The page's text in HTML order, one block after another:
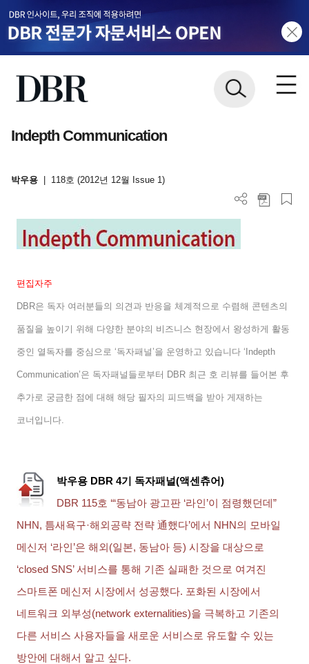
Indepth Communication
박우용 118호 (2012년 12월 Issue 1)
편집자주
DBR은 독자 여러분들의 의견과 반응을 체계적으로 수렴해 콘텐츠의
품질을 높이기 위해 다양한 분야의 비즈니스 현장에서 왕성하게 활동
중인 열독자를 중심으로 ‘독자패널 ’을 운영하고 있습니다 ‘Indepth
Communication’은 독자패널들로부터 DBR 최근 호 리뷰를 들어본 후
추가로 궁금한 점에 대해 해당 필자의 피드백을 받아 게재하는
코너입니다
박우용 DBR 4기 독자패널(액센츄어)
DBR 115호 ‘“동남아 광고판 ‘라인 ’이 점령했던데”
NHN, 틈새욕구·해외공략 전략通했다’에서 NHN의 모바일
메신저 ‘라인 ’은 해외 (일본, 동남아 등)시장을 대상으로
‘closed SNS’서비스를 통해 기존 실패한 것으로 여겨진
스마트폰 메신저 시장에서 성공했다. 포화된 시장에서
네트워크 외부성(network externalities)을 극복하고 기존의
다른 서비스 사용자들을 새로운 서비스로 유도할 수 있는
방안에 대해서 알고 싶다.